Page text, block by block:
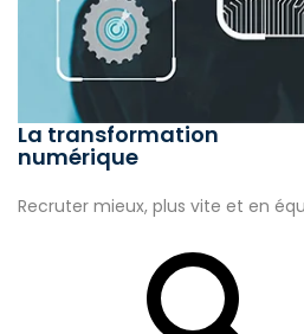
La transformation
numérique
Recruter mieux, plus vite et en